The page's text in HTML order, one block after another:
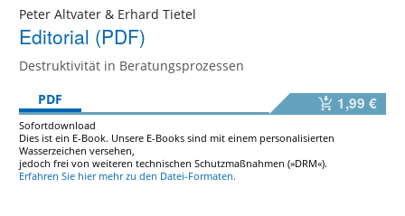
Peter Altvater & Erhard Tietel
Editorial (PDF)
Destruktivität in Beratungsprozessen
PDF
1,99 €
Sofortdownload
Dies ist ein E-Book. Unsere E-Books sind mit einem personalisierten
Wasserzeichen versehen,
jedoch frei von weiteren technischen Schutzmaßnahmen (»DRM«).
Erfahren Sie hier mehr zu den Datei-Formaten.